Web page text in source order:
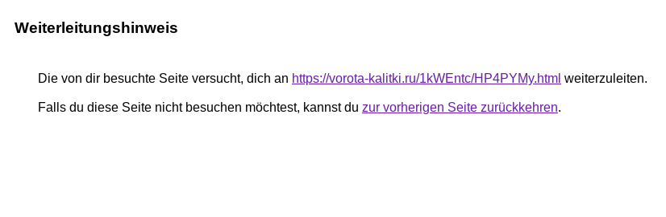
Weiterleitungshinweis
Die von dir besuchte Seite versucht, dich an https://vorota-kalitki.ru/1kWEntc/HP4PYMy.html weiterzuleiten.
Falls du diese Seite nicht besuchen möchtest, kannst du zur vorherigen Seite zurückkehren.